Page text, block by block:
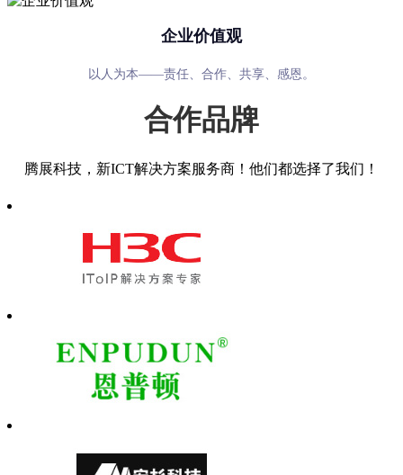
企业价值观
以人为本——责任、合作、共享、感恩。
合作品牌
腾展科技，新ICT解决方案服务商！他们都选择了我们！